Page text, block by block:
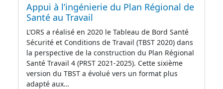
Appui à l’ingénierie du Plan Régional de
Santé au Travail
L’ORS a réalisé en 2020 le Tableau de Bord Santé
Sécurité et Conditions de Travail (TBST 2020) dans
la perspective de la construction du Plan Régional
Santé Travail 4 (PRST 2021-2025). Cette sixième
version du TBST a évolué vers un format plus
adapté aux…